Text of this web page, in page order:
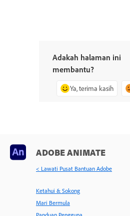
Adakah halaman ini
membantu?
Ya, terima kasih
ADOBE ANIMATE
< Lawati Pusat Bantuan Adobe
Ketahui & Sokong
Mari Bermula